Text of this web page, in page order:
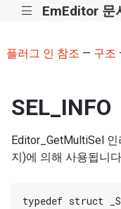
||| EmEditor 문
플러그 인 참조 — 구조
SEL_INFO
Editor_GetMultiSel
지)에 의해 사용됩니
typedef struct